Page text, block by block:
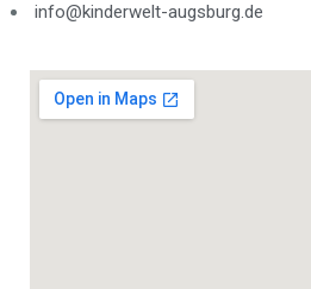
info@kinderwelt-augsburg.de